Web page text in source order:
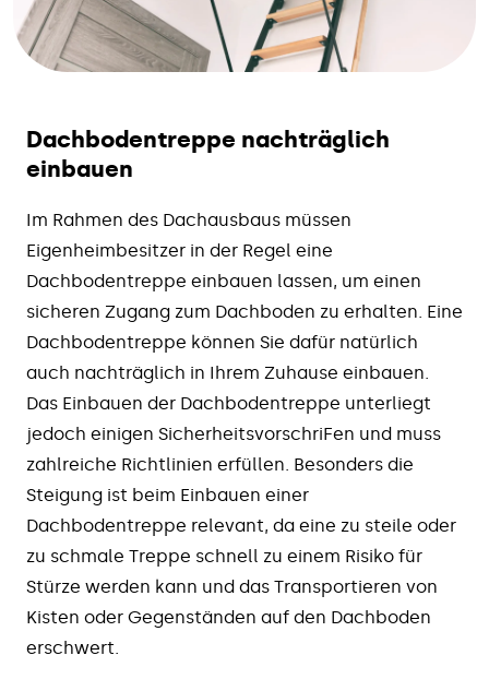
Dachbodentreppe nachträglich
einbauen
Im Rahmen des Dachausbaus müssen
Eigenheimbesitzer in der Regel eine
Dachbodentreppe einbauen lassen, um einen
sicheren Zugang zum Dachboden zu erhalten. Eine
Dachbodentreppe können Sie dafür natürlich
auch nachträglich in Ihrem Zuhause einbauen.
Das Einbauen der Dachbodentreppe unterliegt
jedoch einigen SicherheitsvorschriFen und muss
zahlreiche Richtlinien erfüllen. Besonders die
Steigung ist beim Einbauen einer
Dachbodentreppe relevant, da eine zu steile oder
zu schmale Treppe schnell zu einem Risiko für
Stürze werden kann und das Transportieren von
Kisten oder Gegenständen auf den Dachboden
erschwert.